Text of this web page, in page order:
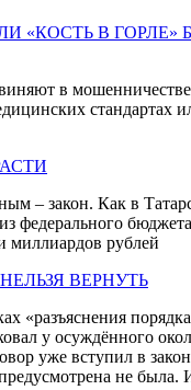
«КОСТЬ В ГОРЛЕ»
в
стандартах
– закон. Как в
федерального
миллиардов рублей
ВЕРНУТЬ
«разъяснения
у осуждённого
уже вступил в
не была.